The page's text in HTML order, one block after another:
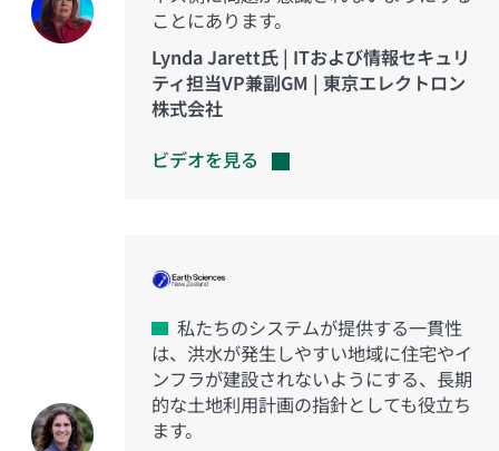
ことにあります。
Lynda Jarett氏 | ITおよび情報セキュリ
ティ担当VP兼副GM | 東京エレクトロン
株式会社
ビデオを見る
私たちのシステムが提供する一貫性
は、洪水が発生しやすい地域に住宅やイ
ンフラが建設されないようにする、長期
的な土地利用計画の指針としても役立ち
ます。